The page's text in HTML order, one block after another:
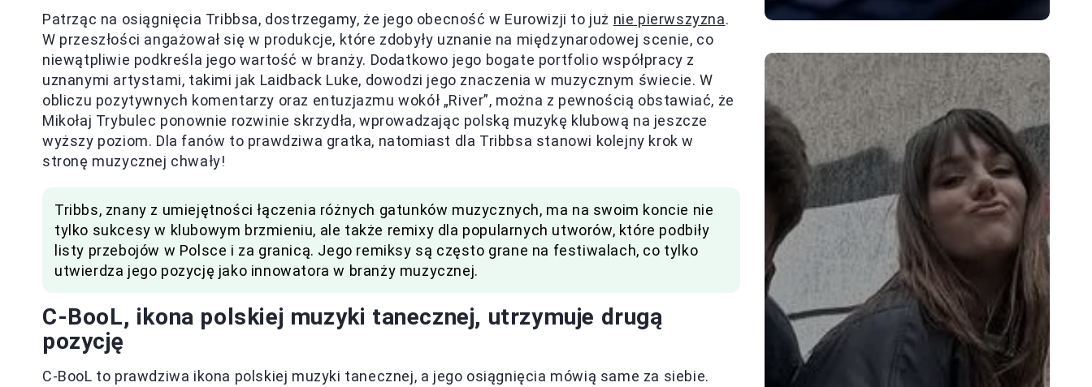
Patrząc na osiągnięcia Tribbsa, dostrzegamy, że jego obecność w Eurowizji to już nie pierwszyzna.
W przeszłości angażował się w produkcje, które zdobyły uznanie na międzynarodowej scenie, co
niewątpliwie podkreśla jego wartość w branży. Dodatkowo jego bogate portfolio współpracy z
uznanymi artystami, takimi jak Laidback Luke, dowodzi jego znaczenia w muzycznym świecie. W
obliczu pozytywnych komentarzy oraz entuzjazmu wokół „River”, można z pewnością obstawiać, że
Mikołaj Trybulec ponownie rozwinie skrzydła, wprowadzając polską muzykę klubową na jeszcze
wyższy poziom. Dla fanów to prawdziwa gratka, natomiast dla Tribbsa stanowi kolejny krok w
stronę muzycznej chwały!
Tribbs, znany z umiejętności łączenia różnych gatunków muzycznych, ma na swoim koncie nie
tylko sukcesy w klubowym brzmieniu, ale także remixy dla popularnych utworów, które podbiły
listy przebojów w Polsce i za granicą. Jego remiksy są często grane na festiwalach, co tylko
utwierdza jego pozycję jako innowatora w branży muzycznej.
C-BooL, ikona polskiej muzyki tanecznej, utrzymuje drugą
pozycję
C-BooL to prawdziwa ikona polskiej muzyki tanecznej, a jego osiągnięcia mówią same za siebie.